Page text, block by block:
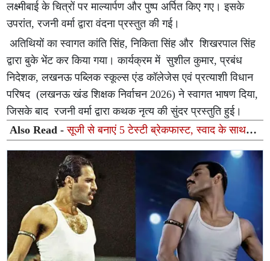
लक्ष्मीबाई के चित्रों पर माल्यार्पण और पुष्प अर्पित किए गए। इसके
उपरांत, रजनी वर्मा द्वारा वंदना प्रस्तुत की गई।
अतिथियों का स्वागत कांति सिंह, निकिता सिंह और शिखरपाल सिंह
द्वारा बुके भेंट कर किया गया। कार्यक्रम में सुशील कुमार, प्रबंध
निदेशक, लखनऊ पब्लिक स्कूल्स एंड कॉलेजेस एवं प्रत्याशी विधान
परिषद (लखनऊ खंड शिक्षक निर्वाचन 2026) ने स्वागत भाषण दिया,
जिसके बाद रजनी वर्मा द्वारा कथक नृत्य की सुंदर प्रस्तुति हुई।
Also Read -सूजी से बनाएं 5 टेस्टी ब्रेकफास्ट, स्वाद के साथ
मिलेगा दिनभर के लिए भरपूर पोषण